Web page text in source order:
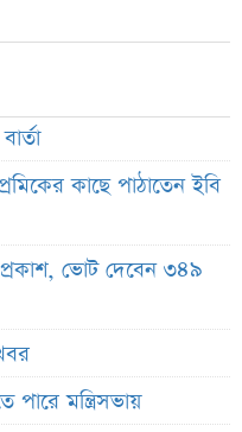
কাছে পাঠাতেন ইবি
প্রকাশ, ভোট দেবেন ৩৪৯
মন্ত্রিসভায়